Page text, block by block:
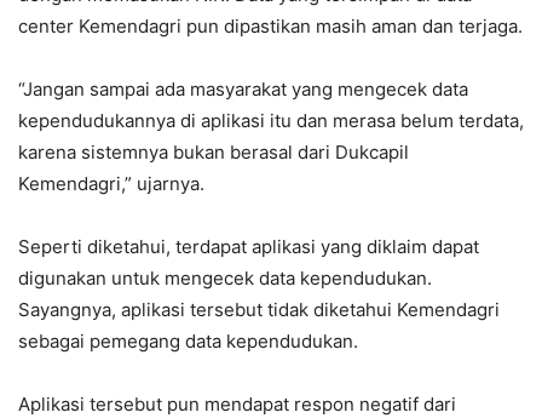
center Kemendagri pun dipastikan masih aman dan terjaga.
“Jangan sampai ada masyarakat yang mengecek data
kependudukannya di aplikasi itu dan merasa belum terdata,
karena sistemnya bukan berasal dari Dukcapil
Kemendagri,” ujarnya.
Seperti diketahui, terdapat aplikasi yang diklaim dapat
digunakan untuk mengecek data kependudukan.
Sayangnya, aplikasi tersebut tidak diketahui Kemendagri
sebagai pemegang data kependudukan.
Aplikasi tersebut pun mendapat respon negatif dari